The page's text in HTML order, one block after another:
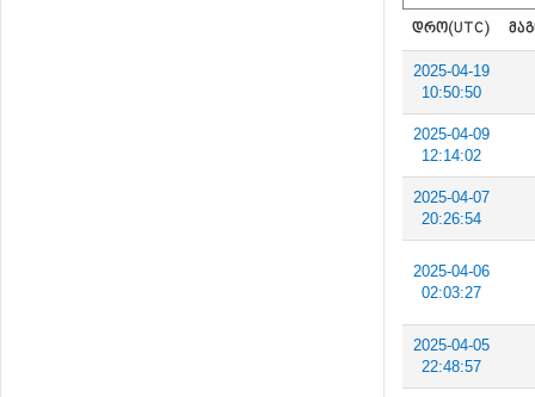
ᲓᲠᲝ(UTC)
2025-04-19
10:50:50
2025-04-09
12:14:02
2025-04-07
20:26:54
2025-04-06
02:03:27
2025-04-05
22:48:57